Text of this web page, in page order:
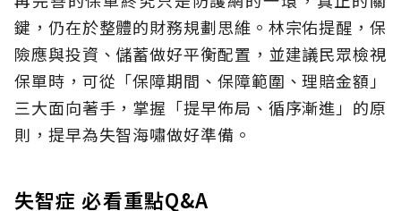
鍵，仍在於整體的財務規劃思維。 林宗佑提醒，保
險應與投資、儲蓄做好平衡配置，並建議民眾檢視
保單時，可從「保障期間、保障範圍、理賠金額」
三大面向著手，掌握「提早佈局、循序漸進」的原
則，提早為失智海嘯做好準備。
失智症 必看重點Q&A